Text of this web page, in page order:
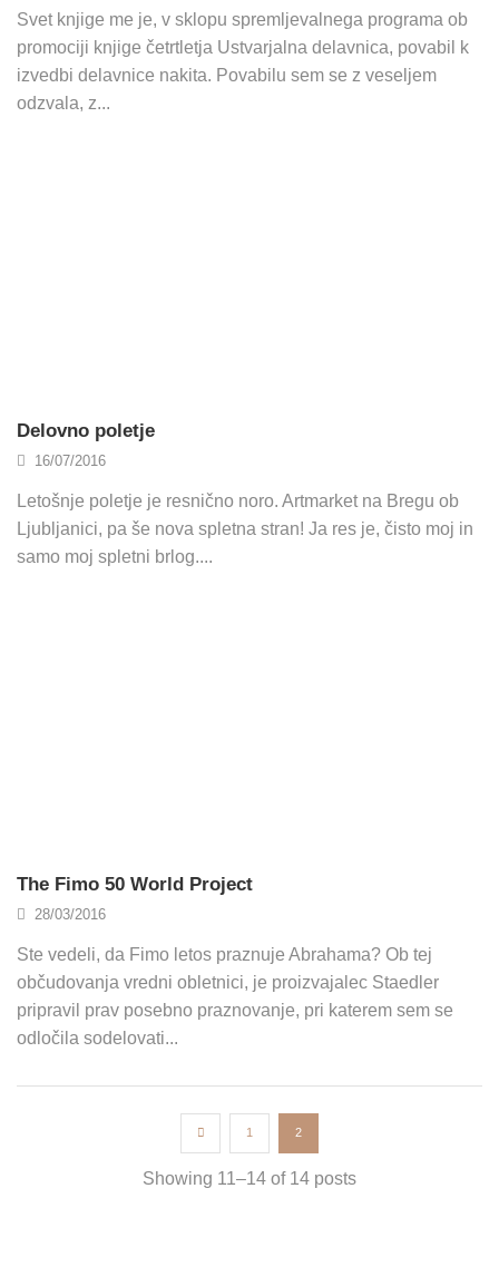
Svet knjige me je, v sklopu spremljevalnega programa ob
promociji knjige četrtletja Ustvarjalna delavnica, povabil k
izvedbi delavnice nakita. Povabilu sem se z veseljem
odzvala, z...
Delovno poletje
16/07/2016
Letošnje poletje je resnično noro. Artmarket na Bregu ob
Ljubljanici, pa še nova spletna stran! Ja res je, čisto moj in
samo moj spletni brlog....
The Fimo 50 World Project
28/03/2016
Ste vedeli, da Fimo letos praznuje Abrahama? Ob tej
občudovanja vredni obletnici, je proizvajalec Staedler
pripravil prav posebno praznovanje, pri katerem sem se
odločila sodelovati...
Showing 11–14 of 14 posts
1 2